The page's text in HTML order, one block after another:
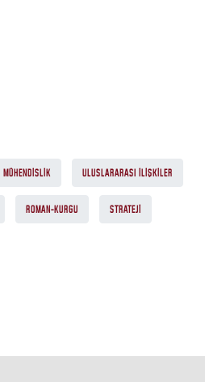
MÜHENDISLIK ULUSLARARASI ILIŞKILER
ROMAN-KURGU STRATEJI